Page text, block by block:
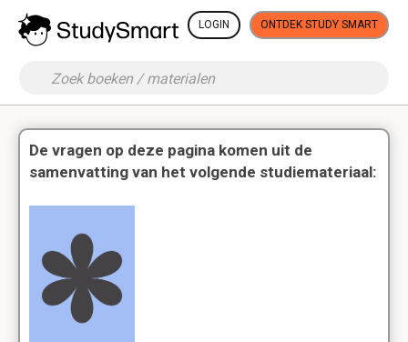
LOGIN ONTDEK STUDY SMART
De vragen op deze pagina komen uit de
samenvatting van het volgende studiemateriaal: